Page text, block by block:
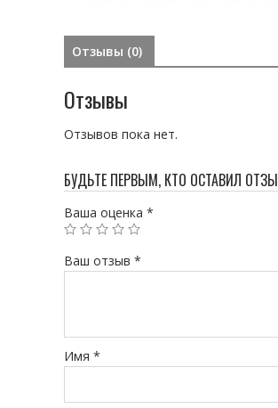
Отзывы (0)
Отзывы
Отзывов пока нет.
БУДЬТЕ ПЕРВЫМ, КТО ОСТАВИЛ
Ваша оценка *
Ваш отзыв *
Имя *